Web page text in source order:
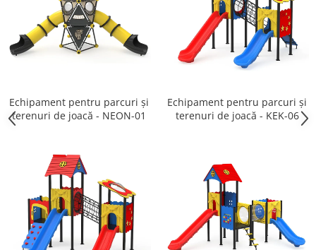
Echipament pentru parcuri și
terenuri de joacă - NEON-01
Echipament pentru parcuri și
terenuri de joacă - KEK-06